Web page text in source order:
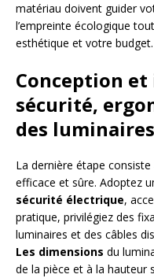
matériau doivent guider
l’empreinte écologique
esthétique et votre budget.
Conception
sécurité,
des
La dernière étape
efficace et sûre. Adoptez
sécurité électrique,
pratique, privilégiez des
luminaires et des câbles
Les dimensions du
de la pièce et à la hauteur